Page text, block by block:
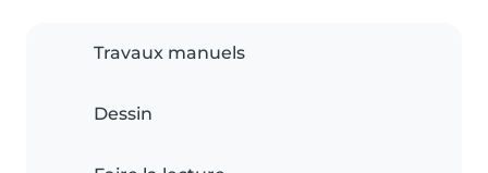
Travaux manuels
Dessin